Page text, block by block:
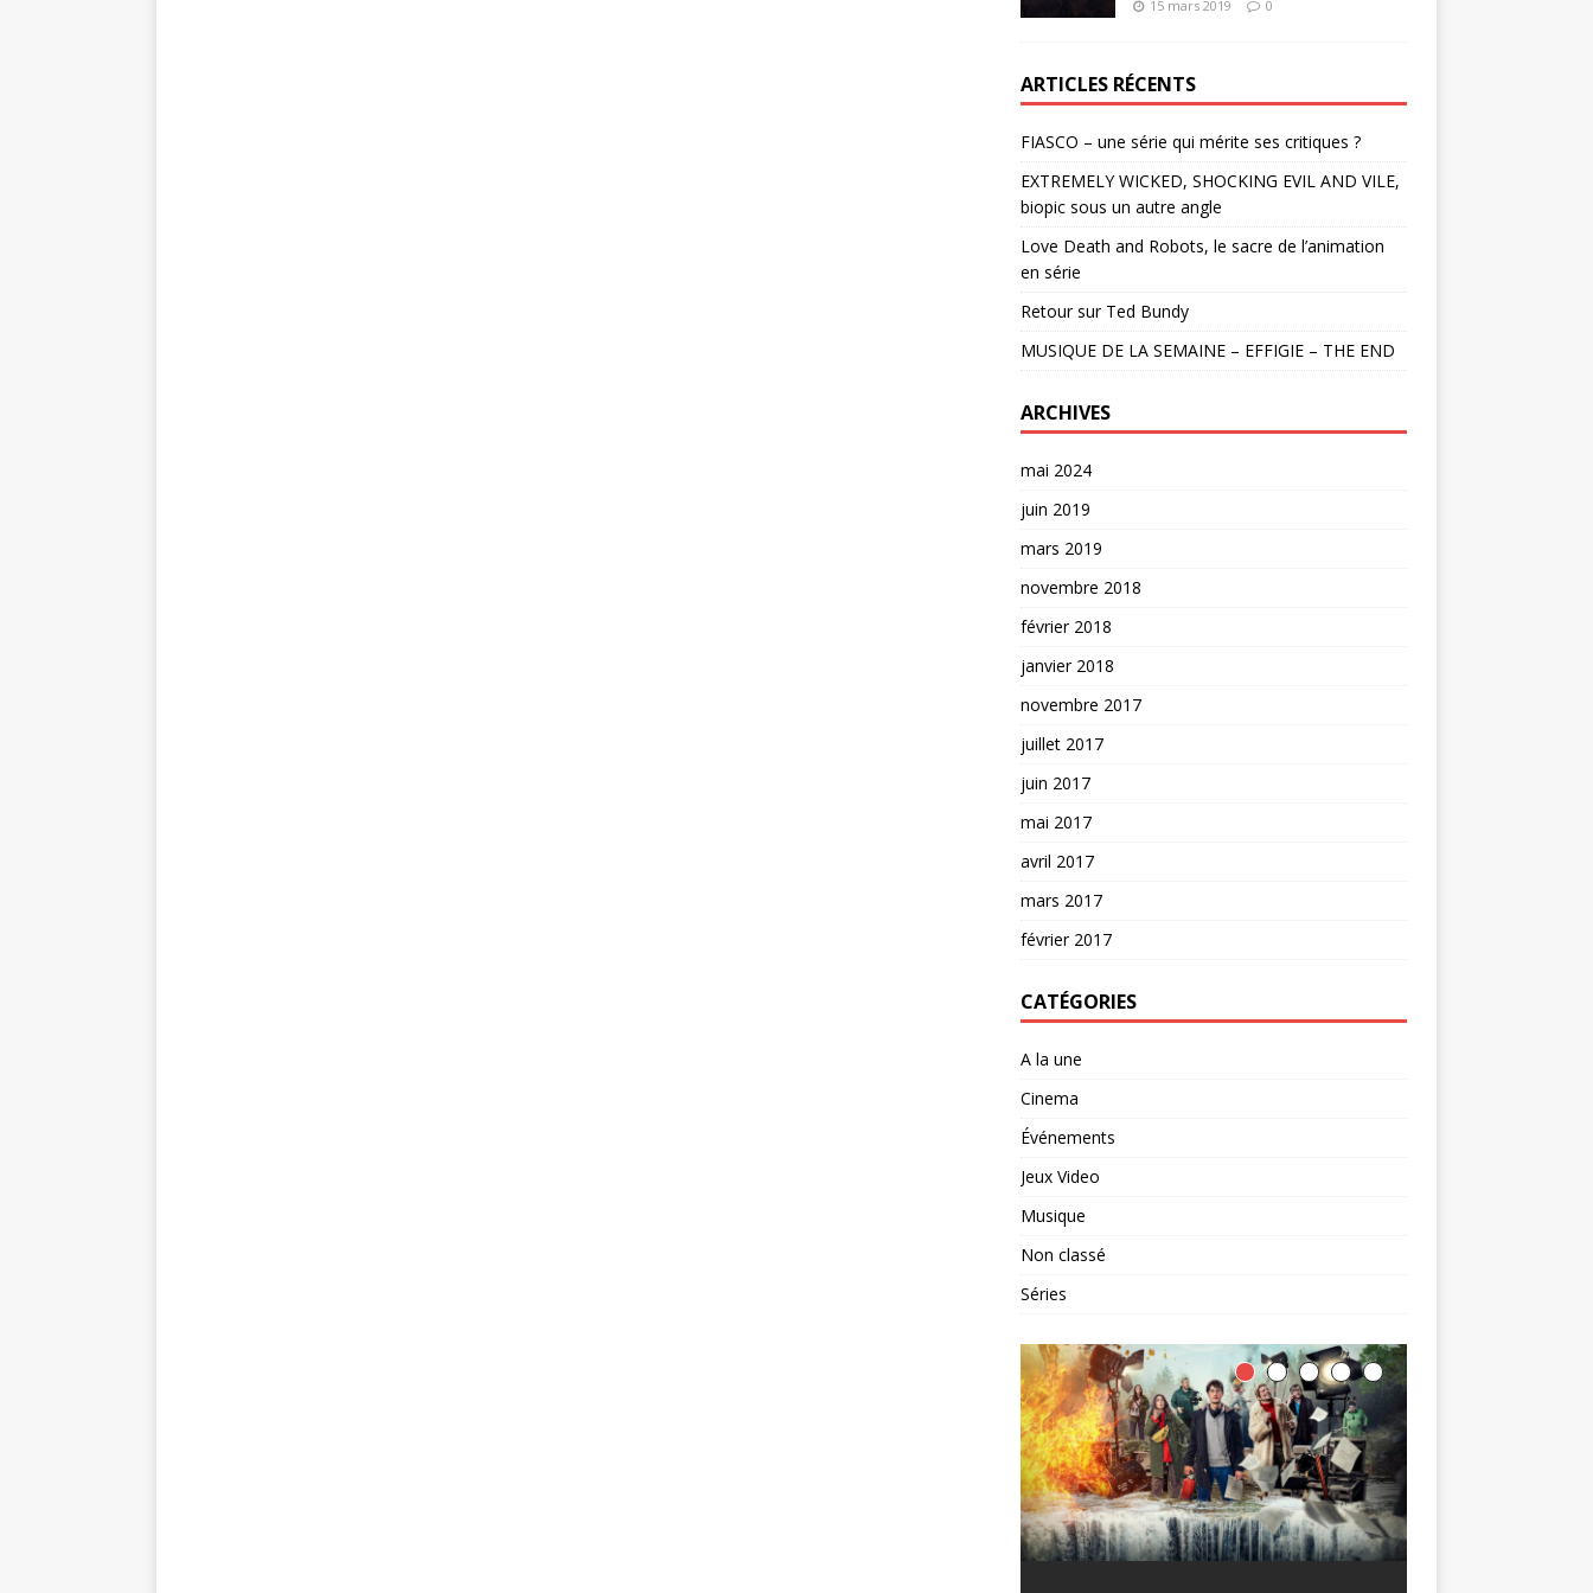
15 mars 2019 0
ARTICLES RÉCENTS
FIASCO – une série qui mérite ses critiques ?
EXTREMELY WICKED, SHOCKING EVIL AND VILE,
biopic sous un autre angle
Love Death and Robots, le sacre de l’animation
en série
Retour sur Ted Bundy
MUSIQUE DE LA SEMAINE – EFFIGIE – THE END
ARCHIVES
mai 2024
juin 2019
mars 2019
novembre 2018
février 2018
janvier 2018
novembre 2017
juillet 2017
juin 2017
mai 2017
avril 2017
mars 2017
février 2017
CATÉGORIES
A la une
Cinema
Événements
Jeux Video
Musique
Non classé
Séries